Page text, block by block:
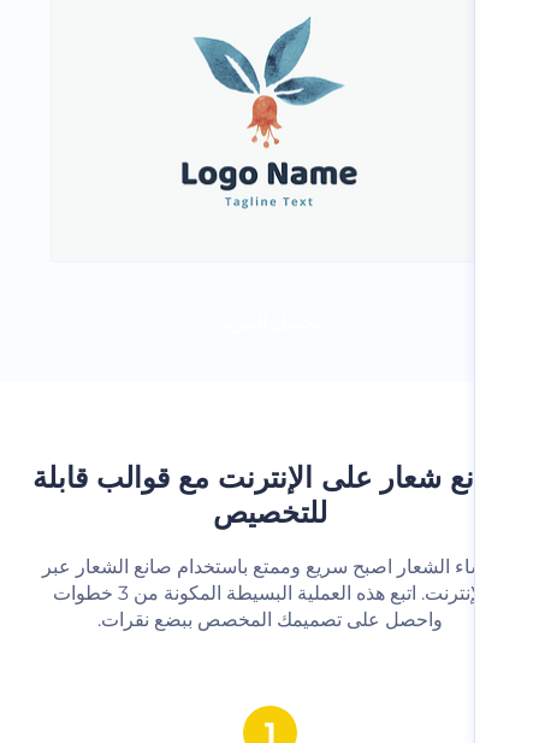
شعار على الإنترنت مع قوالب قابلة
للتخصيص
الشعار اصبح سريع وممتع باستخدام صانع الشعار عبر
الإنترنت. اتبع هذه العملية البسيطة المكونة من 3 خطوات
واحصل على تصميمك المخصص ببضع نقرات.‬